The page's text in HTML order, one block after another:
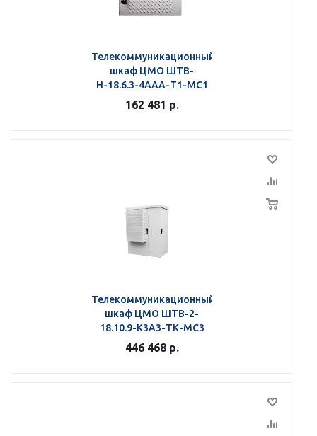
Телекоммуникационный
шкаф ЦМО ШТВ-
Н-18.6.3-4ААА-Т1-МС1
162 481 р.
Телекоммуникационный
шкаф ЦМО ШТВ-2-
18.10.9-К3А3-ТК-МС3
446 468р.